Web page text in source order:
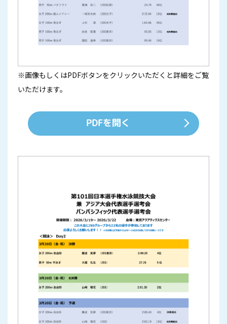
※画像もしくはPDFボタンをクリックいただくと詳細をご覧
いただけます。
PDFを開く